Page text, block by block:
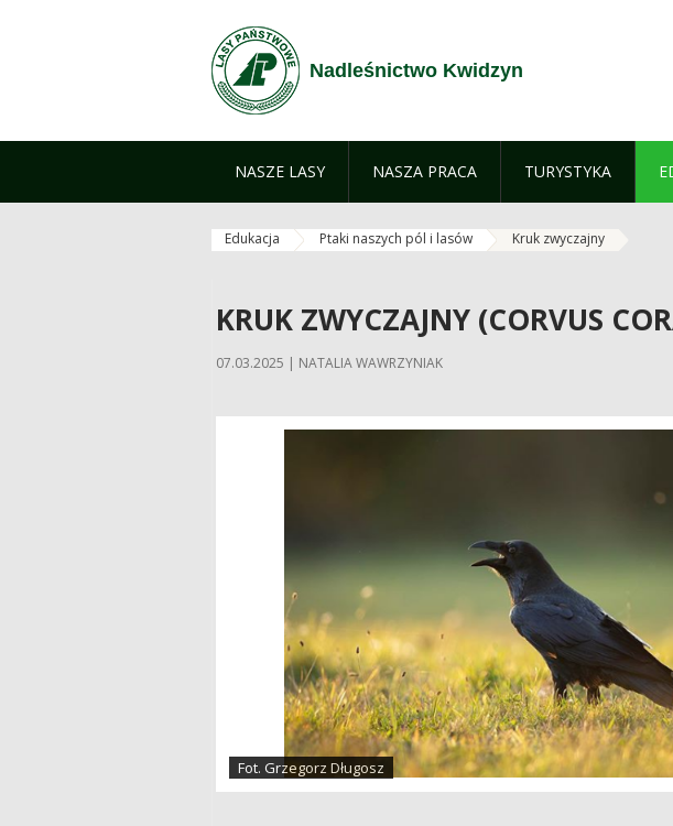
Nadleśnictwo Kwidzyn
NASZE LASY NASZA PRACA TURYSTYKA
Edukacja Ptaki naszych pól i lasów Kruk zwyczajny
KRUK ZWYCZAJNY (CORVUS
07.03.2025 | NATALIA WAWRZYNIAK
Fot. Grzegorz Długosz